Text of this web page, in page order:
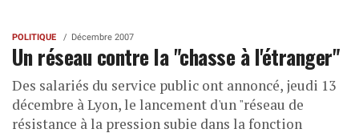
POLITIQUE Décembre 2007
Un réseau contre la "chasse à l'étranger"
Des salariés du service public ont annoncé, jeudi 13
décembre à Lyon, le lancement d'un "réseau de
résistance à la pression subie dans la fonction